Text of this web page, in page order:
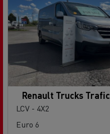
Renault Trucks
LCV - 4X2
Euro 6